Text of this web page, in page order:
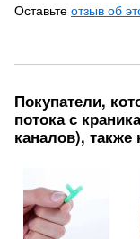
Оставьте отзыв об
Покупатели,
потока с
каналов), также